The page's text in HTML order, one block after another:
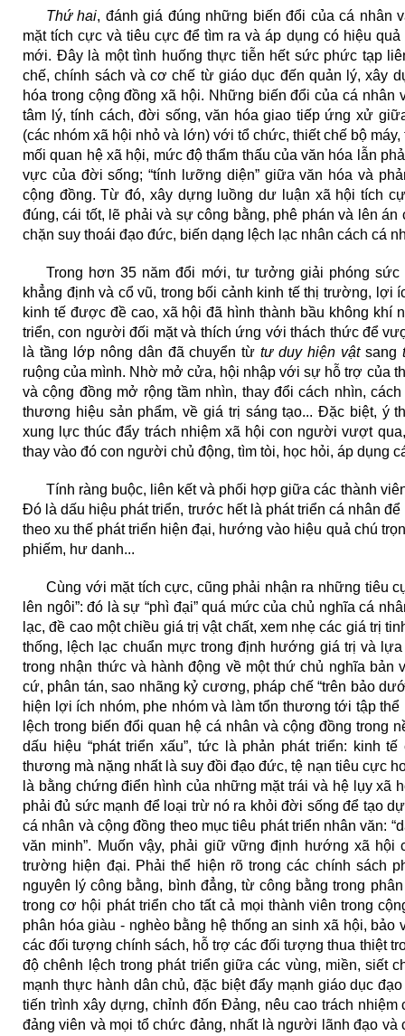
Thứ hai, đánh giá đúng những biến đổi của cá nhân
mặt tích cực và tiêu cực để tìm ra và áp dụng có hiệu
mới. Đây là một tình huống thực tiễn hết sức phức tạp
chế, chính sách và cơ chế từ giáo dục đến quản lý, xây
hóa trong cộng đồng xã hội. Những biến đổi của cá nhân
tâm lý, tính cách, đời sống, văn hóa giao tiếp ứng xử
(các nhóm xã hội nhỏ và lớn) với tổ chức, thiết chế bộ
mối quan hệ xã hội, mức độ thẩm thấu của văn hóa lẫn
vực của đời sống; “tính lưỡng diện” giữa văn hóa và
cộng đồng. Từ đó, xây dựng luồng dư luận xã hội tích
đúng, cái tốt, lẽ phải và sự công bằng, phê phán và lên
chặn suy thoái đạo đức, biến dạng lệch lạc nhân cách cá
Trong hơn 35 năm đổi mới, tư tưởng giải phóng
khẳng định và cổ vũ, trong bối cảnh kinh tế thị trường, lợi
kinh tế được đề cao, xã hội đã hình thành bầu không khí
triển, con người đối mặt và thích ứng với thách thức để
là tầng lớp nông dân đã chuyển từ tư duy hiện vậtsang
ruộng của mình. Nhờ mở cửa, hội nhập với sự hỗ trợ của
và cộng đồng mở rộng tầm nhìn, thay đổi cách nhìn,
thương hiệu sản phẩm, về giá trị sáng tạo... Đặc biệt, ý
xung lực thúc đẩy trách nhiệm xã hội con người vượt
thay vào đó con người chủ động, tìm tòi, học hỏi, áp dụng
Tính ràng buộc, liên kết và phối hợp giữa các thành
Đó là dấu hiệu phát triển, trước hết là phát triển cá nhân
theo xu thế phát triển hiện đại, hướng vào hiệu quả chú
phiếm, hư danh...
Cùng với mặt tích cực, cũng phải nhận ra những tiêu
lên ngôi”: đó là sự “phì đại” quá mức của chủ nghĩa cá
lạc, đề cao một chiều giá trị vật chất, xem nhẹ các giá trị
thống, lệch lạc chuẩn mực trong định hướng giá trị và
trong nhận thức và hành động về một thứ chủ nghĩa
cứ, phân tán, sao nhãng kỷ cương, pháp chế “trên bảo
hiện lợi ích nhóm, phe nhóm và làm tổn thương tới tập
lệch trong biến đổi quan hệ cá nhân và cộng đồng trong
dấu hiệu “phát triển xấu”, tức là phản phát triển: kinh
thương mà nặng nhất là suy đồi đạo đức, tệ nạn tiêu cực
là bằng chứng điển hình của những mặt trái và hệ lụy xã
phải đủ sức mạnh để loại trừ nó ra khỏi đời sống để tạo
cá nhân và cộng đồng theo mục tiêu phát triển nhân văn:
văn minh”. Muốn vậy, phải giữ vững định hướng xã hội
trường hiện đại. Phải thể hiện rõ trong các chính sách
nguyên lý công bằng, bình đẳng, từ công bằng trong
trong cơ hội phát triển cho tất cả mọi thành viên trong
phân hóa giàu - nghèo bằng hệ thống an sinh xã hội,
các đối tượng chính sách, hỗ trợ các đối tượng thua thiệt
độ chênh lệch trong phát triển giữa các vùng, miền, siết
mạnh thực hành dân chủ, đặc biệt đẩy mạnh giáo dục
tiến trình xây dựng, chỉnh đốn Đảng, nêu cao trách
đảng viên và mọi tổ chức đảng, nhất là người lãnh đạo